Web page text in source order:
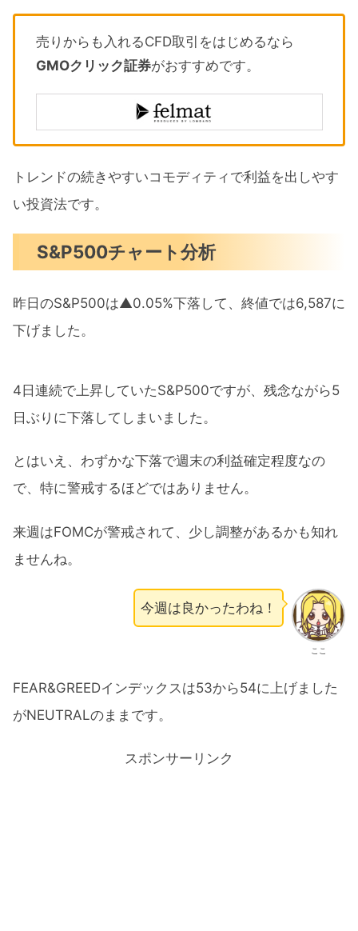
売りからも入れるCFD取引をはじめるなら
GMOクリック証券がおすすめです。
トレンドの続きやすいコモディティで利益を出しやす
い投資法です。
S&P500チャート分析
昨日のS&P500は▲0.05%下落して、終値では6,587に
下げました。
4日連続で上昇していたS&P500ですが、残念ながら5
日ぶりに下落してしまいました。
とはいえ、わずかな下落で週末の利益確定程度なの
で、特に警戒するほどではありません。
来週はFOMCが警戒されて、少し調整があるかも知れ
ませんね。
ここ
今週は良かったわね！
FEAR&GREEDインデックスは53から54に上げました
がNEUTRALのままです。
スポンサーリンク